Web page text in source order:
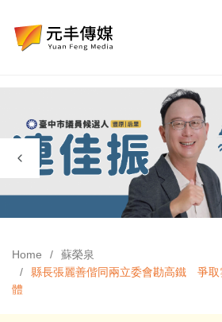
Home
蘇榮泉
縣長張麗善偕同兩立委會勘高鐵 爭取
體